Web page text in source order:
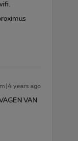
years ago
VAN